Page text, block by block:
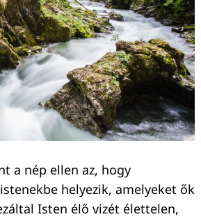
a nép ellen az, hogy
helyezik, amelyeket ők
Isten élő vizét élettelen,